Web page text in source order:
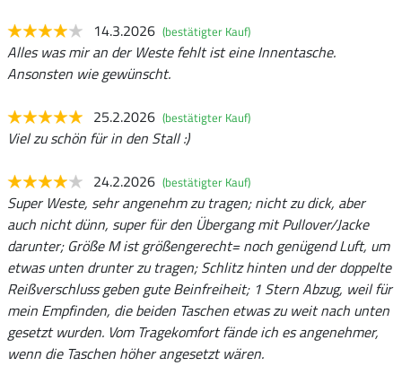
14.3.2026 (bestätigter Kauf)
Alles was mir an der Weste fehlt ist eine Innentasche.
Ansonsten wie gewünscht.
25.2.2026 (bestätigter Kauf)
Viel zu schön für in den Stall :)
24.2.2026 (bestätigter Kauf)
Super Weste, sehr angenehm zu tragen; nicht zu dick, aber
auch nicht dünn, super für den Übergang mit Pullover/Jacke
darunter; Größe M ist größengerecht= noch genügend Luft, um
etwas unten drunter zu tragen; Schlitz hinten und der doppelte
Reißverschluss geben gute Beinfreiheit; 1 Stern Abzug, weil für
mein Empfinden, die beiden Taschen etwas zu weit nach unten
gesetzt wurden. Vom Tragekomfort fände ich es angenehmer,
wenn die Taschen höher angesetzt wären.